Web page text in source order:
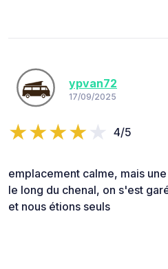
ypvan72
17/09/2025
4/5
emplacement calme, mais
le long du chenal, on s'est
et nous étions seuls